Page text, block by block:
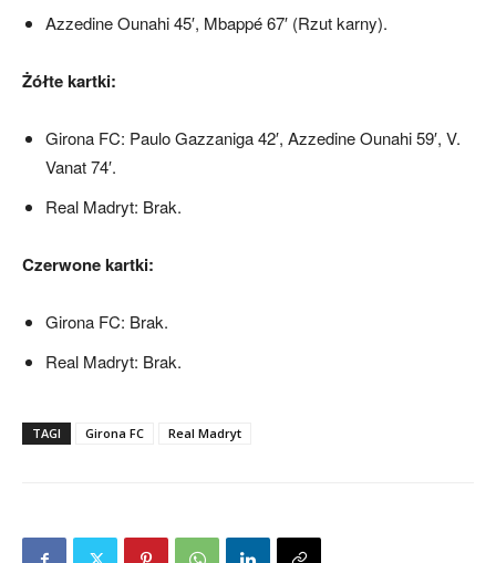
Azzedine Ounahi 45′, Mbappé 67′ (Rzut karny).
Żółte kartki:
Girona FC: Paulo Gazzaniga 42′, Azzedine Ounahi 59′, V.
Vanat 74′.
Real Madryt: Brak.
Czerwone kartki:
Girona FC: Brak.
Real Madryt: Brak.
TAGI Girona FC Real Madryt